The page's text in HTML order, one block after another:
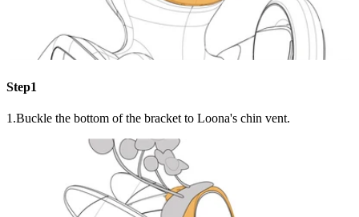
Step1
1.Buckle the bottom of the bracket to Loona's chin vent.